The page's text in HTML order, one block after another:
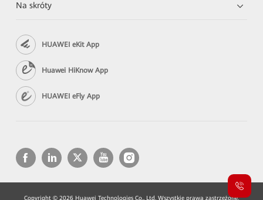
Na skróty
HUAWEI eKit App
Huawei HiKnow App
HUAWEI eFly App
Copyright © 2026 Huawei Technologies Co., Ltd. Wszystkie prawa zastrzeżone.